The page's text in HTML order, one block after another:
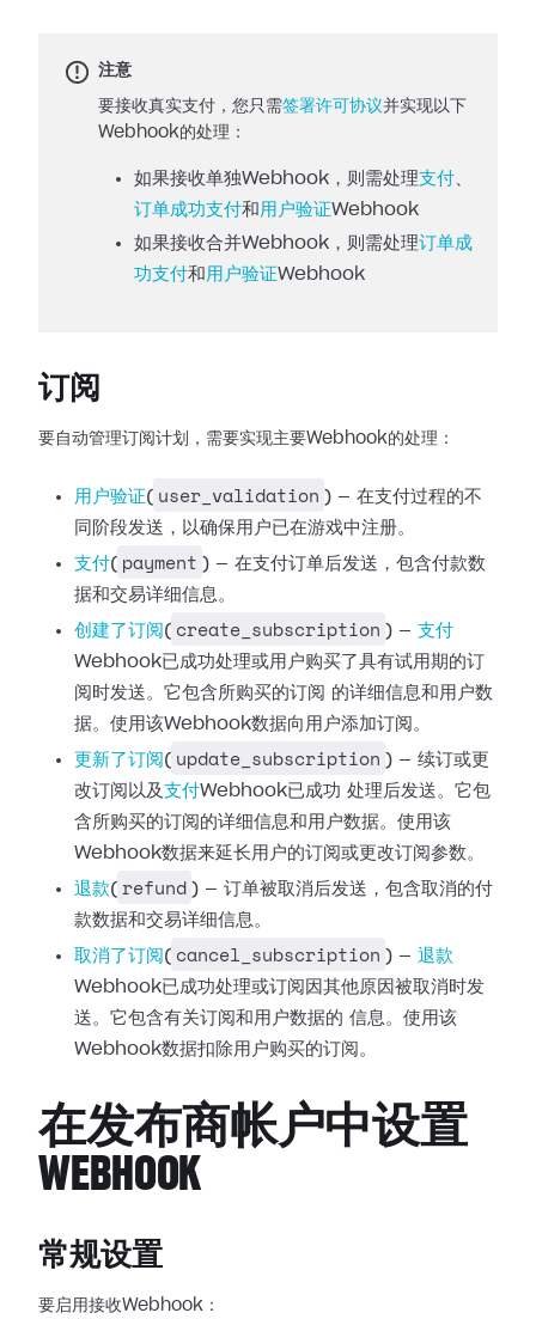
注意
要接收真实支付，您只需签署许可协议并实现以下
Webhook的处理：
如果接收单独Webhook，则需处理支付、
订单成功支付和 用户验证Webhook
如果接收合并Webhook，则需处理订单成
功支付和 用户验证Webhook
订阅
要自动管理订阅计划，需要实现主要Webhook的处理：
用户验证( user_validation ) — 在支付过程的不
同阶段发送，以确保用户已在游戏中注册。
支付( payment ) — 在支付订单后发送，包含付款数
据和交易详细信息。
创建了订阅 ( create_subscription ) — 支付
Webhook已成功处理或用户购买了具有试用期的订
阅时发送。它包含所购买的订阅 的详细信息和用户数
据。使用该Webhook数据向用户添加订阅。
更新了订阅 ( update_subscription ) — 续订或更
改订阅以及 支付Webhook已成功 处理后发送。它包
含所购买的订阅的详细信息和用户数据。使用该
Webhook数据来延长用户的订阅或更改订阅参数。
退款( refund ) — 订单被取消后发送，包含取消的付
款数据和交易详细信息。
取消了订阅 ( cancel_subscription ) — 退款
Webhook已成功处理或订阅因其他原因被取消时发
送。它包含有关订阅和用户数据的 信息。使用该
Webhook数据扣除用户购买的订阅。
在发布商帐户中设置
WEBHOOK
常规设置
要启用接收Webhook：